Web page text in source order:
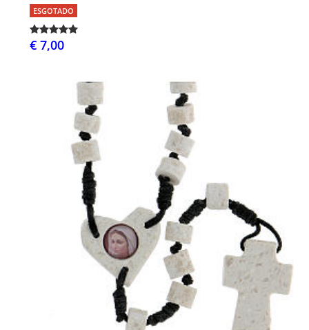
ESGOTADO
€ 7,00